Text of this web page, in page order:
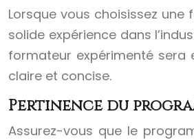
Lorsque vous choisissez une
solide expérience dans
formateur expérimenté
claire et concise.
Pertinence du
Assurez-vous que le